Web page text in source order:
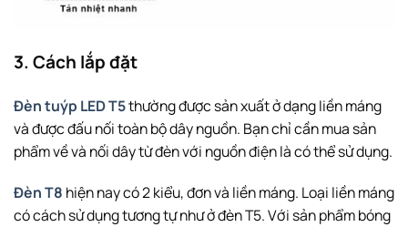
3. Cách lắp đặt
Đèn tuýp LED T5thường được sản xuất ở dạng liền máng
và được đấu nối toàn bộ dây nguồn. Bạn chỉ cần mua sản
phẩm về và nối dây từ đèn với nguồn điện là có thể sử dụng.
Đèn T8 hiện nay có 2 kiểu, đơn và liền máng. Loại liền máng
có cách sử dụng tương tự như ở đèn T5. Với sản phẩm bóng